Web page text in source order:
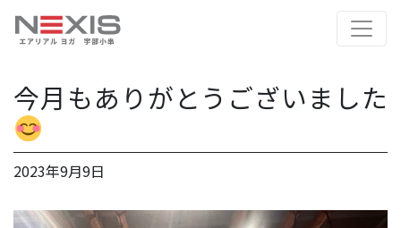
今月もありがとうございました
2023年9月9日